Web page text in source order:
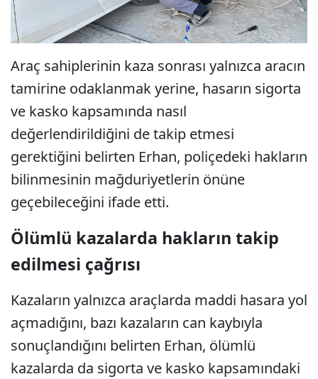
Araç sahiplerinin kaza sonrası yalnızca aracın
tamirine odaklanmak yerine, hasarın sigorta
ve kasko kapsamında nasıl
değerlendirildiğini de takip etmesi
gerektiğini belirten Erhan, poliçedeki hakların
bilinmesinin mağduriyetlerin önüne
geçebileceğini ifade etti.
Ölümlü kazalarda hakların takip
edilmesi çağrısı
Kazaların yalnızca araçlarda maddi hasara yol
açmadığını, bazı kazaların can kaybıyla
sonuçlandığını belirten Erhan, ölümlü
kazalarda da sigorta ve kasko kapsamındaki